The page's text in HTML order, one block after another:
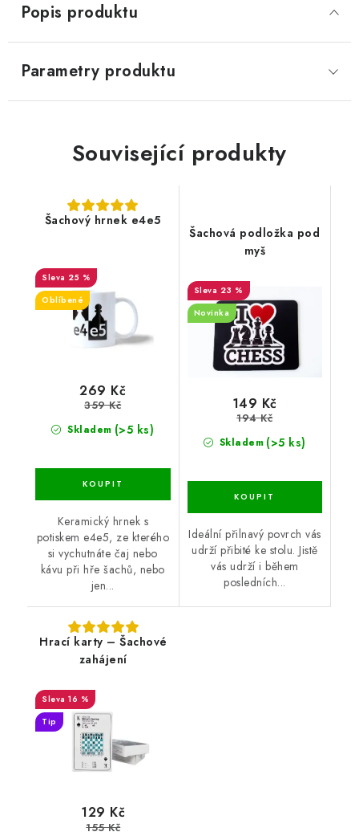
Popis produktu
Parametry produktu
Související produkty
Šachový hrnek e4e5
25 %
Oblíbené
Skladem (>5 ks)
269 Kč
359 Kč
Keramický hrnek s
potiskem e4e5, ze kterého
si vychutnáte čaj nebo
kávu při hře šachů, nebo
jen...
Šachová podložka pod
myš
23 %
Novinka
Skladem (>5 ks)
149 Kč
194 Kč
Ideální přilnavý povrch vás
udrží přibité ke stolu. Jistě
vás udrží i během
posledních...
Hrací karty – Šachové
zahájení
16 %
Tip
129 Kč
155 Kč